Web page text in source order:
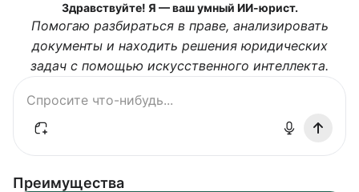
Здравствуйте! Я — ваш умный ИИ-юрист.
Помогаю разбираться в праве, анализировать
документы и находить решения юридических
задач с помощью искусственного интеллекта.
Преимущества